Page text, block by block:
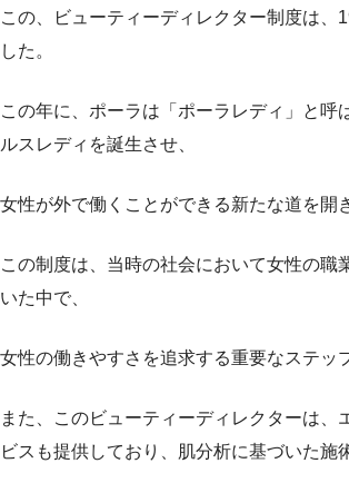
この、ビューティーディレクター制度は、
した。
この年に、ポーラは「ポーラレディ」と呼
ルスレディを誕生させ、
女性が外で働くことができる新たな道を開
この制度は、当時の社会において女性の職
いた中で、
女性の働きやすさを追求する重要なステッ
また、このビューティーディレクターは、
ビスも提供しており、肌分析に基づいた施